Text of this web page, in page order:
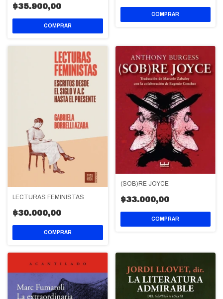
$35.900,00
LECTURAS FEMINISTAS
$30.000,00
(SOB)RE JOYCE
$33.000,00